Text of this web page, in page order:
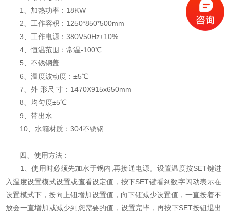
1、加热功率：18KW
2、工作容积：1250*850*500mm
3、工作电源：380V50Hz±10%
4、恒温范围：常温-100℃
5、不锈钢盖
6、温度波动度：±5℃
7、外 形尺 寸：1470X915x650mm
8、均匀度±5℃
9、带出水
10、水箱材质：304不锈钢
四、使用方法：
1、使用时必须先加水于锅内,再接通电源。设置温度按SET键进
入温度设置模式设置或查看设定值，按下SET键看到数字闪动表示在
设置模式下，按向上钮增加设置值，向下钮减少设置值，一直按着不
放会一直增加或减少到您需要的值，设置完毕，再按下SET按钮退出